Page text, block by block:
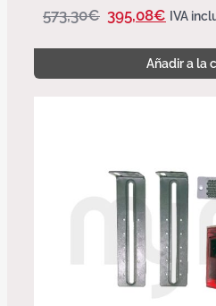
573,30€ 395,08€ IVA
Añadir a la